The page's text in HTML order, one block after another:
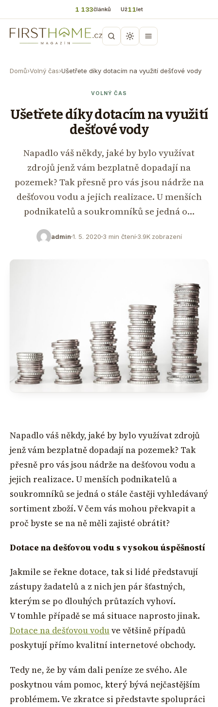
1 133článků Už11let
Domů›Volný čas›Ušetřete díky dotacím na využití dešťové vody
VOLNÝ ČAS
Ušetřete díky dotacím na využití
dešťové vody
Napadlo váš někdy, jaké by bylo využívat
zdrojů jenž vám bezplatně dopadají na
pozemek? Tak přesně pro vás jsou nádrže na
dešťovou vodu a jejich realizace. U menších
podnikatelů a soukromníků se jedná o…
admin 1. 5. 2020 3 min čtení3.9K zobrazení
Napadlo váš někdy, jaké by bylo využívat zdrojů
jenž vám bezplatně dopadají na pozemek? Tak
přesně pro vás jsou nádrže na dešťovou vodu a
jejich realizace. U menších podnikatelů a
soukromníků se jedná o stále častěji vyhledávaný
sortiment zboží. V čem vás mohou překvapit a
proč byste se na ně měli zajisté obrátit?
Dotace na dešťovou vodu s vysokou úspěšností
Jakmile se řekne dotace, tak si lidé představují
zástupy žadatelů a z nich jen pár šťastných,
kterým se po dlouhých průtazích vyhoví.
V tomhle případě se má situace naprosto jinak.
Dotace na dešťovou voduve většině případů
poskytují přímo kvalitní internetové obchody.
Tedy ne, že by vám dali peníze ze svého. Ale
poskytnou vám pomoc, který bývá nejčastějším
problémem. Ve zkratce si představte spolupráci